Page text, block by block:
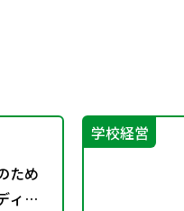
ため
ィア
学校経営